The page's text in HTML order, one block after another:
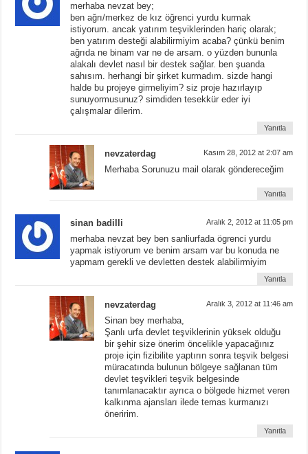
merhaba nevzat bey;
ben ağrı/merkez de kız öğrenci yurdu kurmak
istiyorum. ancak yatırım teşviklerinden hariç olarak;
ben yatırım desteği alabilirmiyim acaba? çünkü benim
ağrıda ne binam var ne de arsam. o yüzden bununla
alakalı devlet nasıl bir destek sağlar. ben şuanda
sahısım. herhangi bir şirket kurmadım. sizde hangi
halde bu projeye girmeliyim? siz proje hazırlayıp
sunuyormusunuz? simdiden tesekkür eder iyi
çalışmalar dilerim.
Yanıtla
nevzaterdag Kasım 28, 2012 at 2:07 am
Merhaba Sorunuzu mail olarak göndereceğim
Yanıtla
sinan badilli Aralık 2, 2012 at 11:05 pm
merhaba nevzat bey ben sanliurfada ögrenci yurdu
yapmak istiyorum ve benim arsam var bu konuda ne
yapmam gerekli ve devletten destek alabilirmiyim
Yanıtla
nevzaterdag Aralık 3, 2012 at 11:46 am
Sinan bey merhaba,
Şanlı urfa devlet teşviklerinin yüksek olduğu
bir şehir size önerim öncelikle yapacağınız
proje için fizibilite yaptırın sonra teşvik belgesi
müracatında bulunun bölgeye sağlanan tüm
devlet teşvikleri teşvik belgesinde
tanımlanacaktır ayrıca o bölgede hizmet veren
kalkınma ajansları ilede temas kurmanızı
öneririm.
Yanıtla